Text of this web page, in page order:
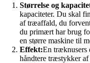
Størrelse og
kapaciteter. Du skal
af træaffald, du
du primært har brug
en større maskine til
Effekt:En træknusers
håndtere træstykker